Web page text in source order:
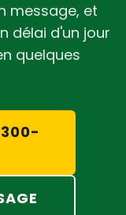
message, et
délai d'un jour
quelques
300-